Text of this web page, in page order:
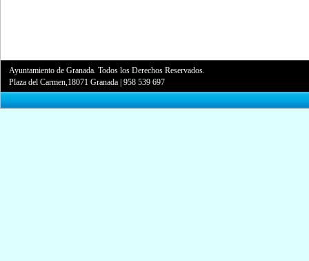
Ayuntamiento de Granada. Todos los Derechos Reservados.
Plaza del Carmen,18071 Granada |958 539 697